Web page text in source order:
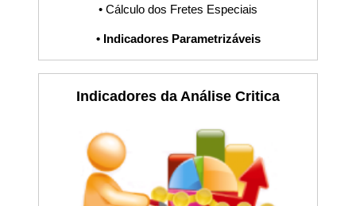
• Cálculo dos Fretes Especiais
• Indicadores Parametrizáveis
Indicadores da Análise Critica
Gráficos,
Indicadores,
Software,
Procedimento,
POP, Fluxograma,